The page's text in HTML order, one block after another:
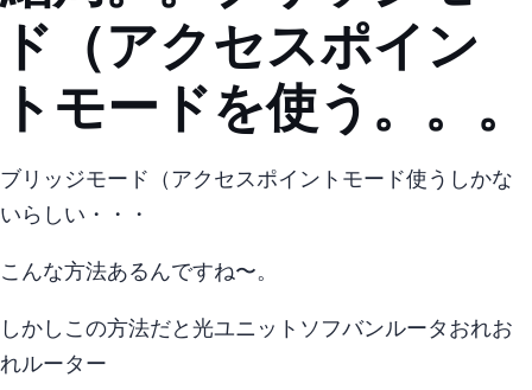
ド（アクセスポイン
トモード)を使う。。。
ブリッジモード（アクセスポイントモード)使うしかな
いらしい・・・
こんな方法あるんですね〜。
しかしこの方法だと - ONU - 光BBユニット(ソフバンルータ) - おれお
れルーター